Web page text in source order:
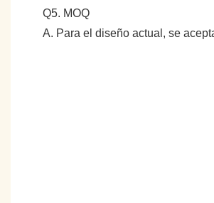
Q5. MOQ
A. Para el diseño actual, se